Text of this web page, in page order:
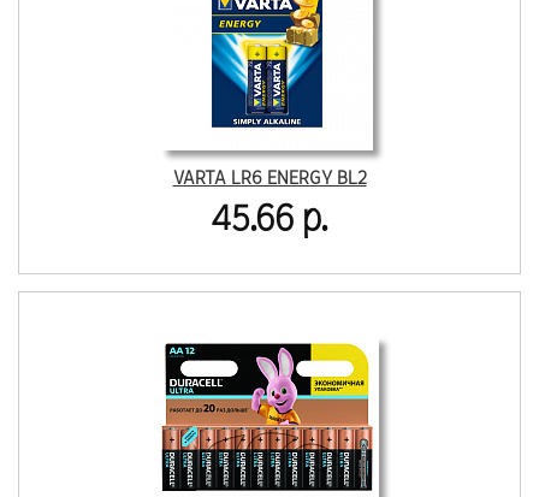
VARTA LR6 ENERGY BL2
45.66 р.